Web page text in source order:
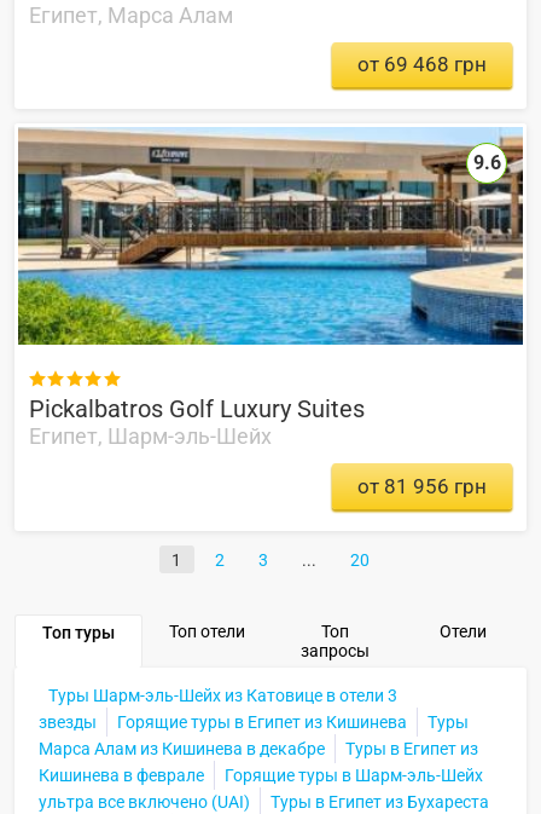
Египет, Марса Алам
от 69 468 грн

Pickalbatros Golf Luxury Suites
Египет, Шарм-эль-Шейх
9.6
от 81 956 грн
1 2 3 20
Топ туры Топ отели
Топ
запросы
Отели
Туры Шарм-эль-Шейх из Катовице в отели 3
звезды
Горящие туры в Египет из Кишинева
Туры
Марса Алам из Кишинева в декабре
Туры в Египет из
Кишинева в феврале
Горящие туры в Шарм-эль-Шейх
ультра все включено (UAI)
Туры в Египет из Бухареста